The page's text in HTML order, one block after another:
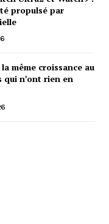
propulsé par
même croissance au
qui n’ont rien en